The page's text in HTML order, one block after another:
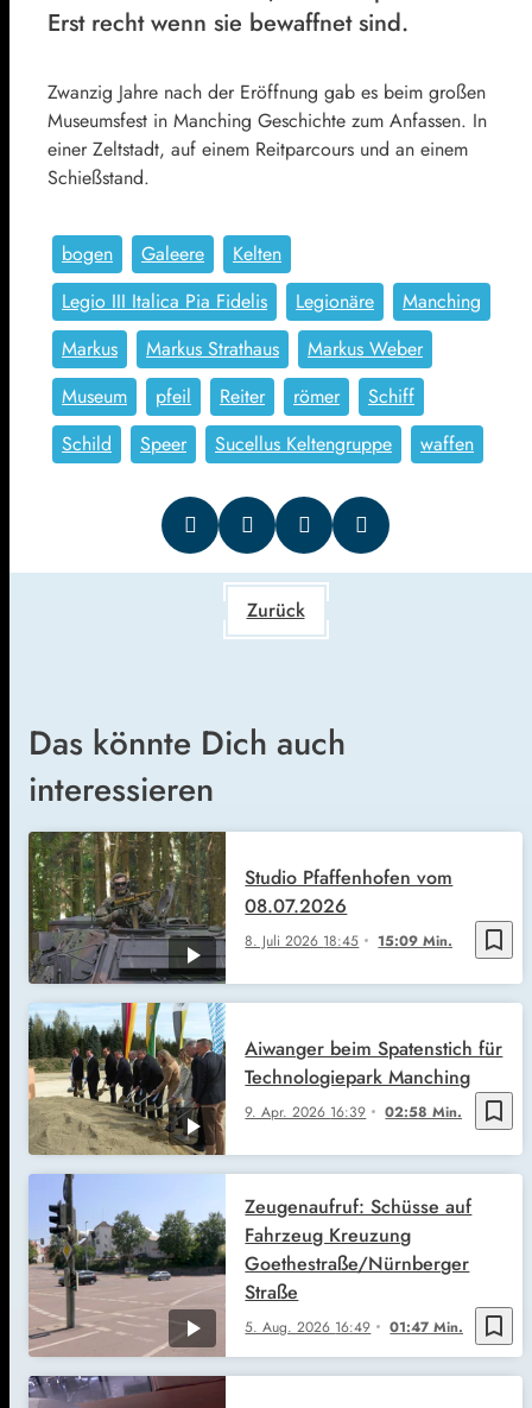
Erst recht wenn sie bewaffnet sind.
Zwanzig Jahre nach der Eröffnung gab es beim großen
Museumsfest in Manching Geschichte zum Anfassen. In
einer Zeltstadt, auf einem Reitparcours und an einem
Schießstand.
bogen Galeere
Kelten
Legio III Italica Pia Fidelis
Legionäre
Manching
Markus
Markus Strathaus
Markus Weber
Museum
pfeil Reiter römer
Schiff
Schild
Speer Sucellus Keltengruppe waffen
Zurück
Das könnte Dich auch
interessieren
bookmark_border
8. Juli 2026 18:45 15:09 Min.
Studio Pfaffenhofen vom
08.07.2026
bookmark_border
9. Apr. 2026 16:39 02:58 Min.
Aiwanger beim Spatenstich für
Technologiepark Manching
bookmark_border
5. Aug. 2026 16:49 01:47 Min.
Zeugenaufruf: Schüsse auf
Fahrzeug Kreuzung
Goethestraße/Nürnberger
Straße